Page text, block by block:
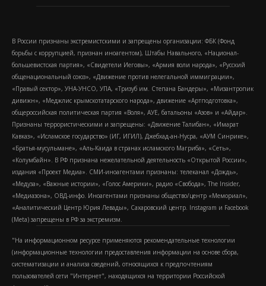
В России признаны экстремистскими и запрещены организации: ФБК (Фонд
борьбы с коррупцией, признан иноагентом), Штабы Навального, «Национал-
большевистская партия», «Свидетели Иеговы», «Армия воли народа», «Русский
общенациональный союз», «Движение против нелегальной иммиграции»,
«Правый сектор», УНА-УНСО, УПА, «Тризуб им. Степана Бандеры», «Мизантропик
дивижн», «Меджлис крымскотатарского народа», движение «Артподготовка»,
общероссийская политическая партия «Воля», АУЕ, батальоны «Азов» и «Айдар».
Признаны террористическими и запрещены: «Движение Талибан», «Имарат
Кавказ», «Исламское государство» (ИГ, ИГИЛ), Джебхад-ан-Нусра, «АУМ Синрике»,
«Братья-мусульмане», «Аль-Каида в странах исламского Магриба», «Сеть»,
«Колумбайн». В РФ признана нежелательной деятельность «Открытой России»,
издания «Проект Медиа». СМИ-иноагентами признаны: телеканал «Дождь»,
«Медуза», «Важные истории», «Голос Америки», радио «Свобода», The Insider,
«Медиазона», ОВД-инфо. Иноагентами признаны общество/центр «Мемориал»,
«Аналитический Центр Юрия Левады», Сахаровский центр. Instagram и Facebook
(Metа) запрещены в РФ за экстремизм.
"На информационном ресурсе применяются рекомендательные технологии
(информационные технологии предоставления информации на основе сбора,
систематизации и анализа сведений, относящихся к предпочтениям
пользователей сети "Интернет", находящихся на территории Российской